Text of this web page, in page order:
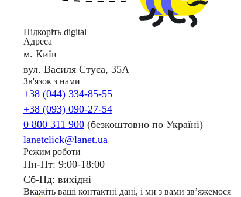
Підкоріть digital
Адреса
м. Київ
вул. Василя Стуса, 35А
Зв'язок з нами
+38 (044) 334-85-55
+38 (093) 090-27-54
0 800 311 900 (безкоштовно по Україні)
lanetclick@lanet.ua
Режим роботи
Пн-Пт: 9:00-18:00
Сб-Нд: вихідні
Вкажіть ваші контактні дані, і ми з вами звʼяжемося